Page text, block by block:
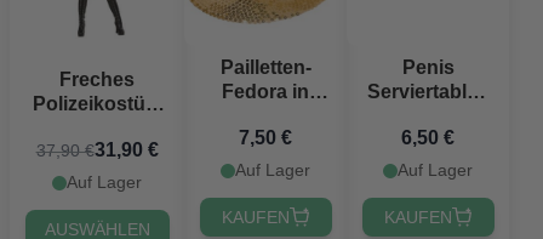
Freches
Polizeikostüm
37,90 €31,90 €
Auf Lager
AUSWÄHLEN
Pailletten-
Fedora in
Einheitsgröße
7,50 €
Auf Lager
KAUFEN
Penis
Serviertablett
6,50 €
Auf Lager
KAUFEN